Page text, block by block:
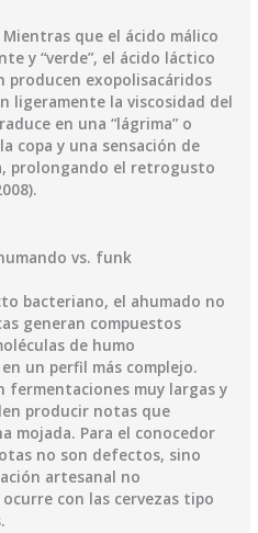
que el ácido málico
y “verde”, el ácido láctico
producen exopolisacáridos
ligeramente la viscosidad del
en una “lágrima” o
copa y una sensación de
prolongando el retrogusto
vs. funk
bacteriano, el ahumado no
generan compuestos
de humo
un perfil más complejo.
fermentaciones muy largas y
producir notas que
mojada. Para el conocedor
no son defectos, sino
artesanal no
con las cervezas tipo